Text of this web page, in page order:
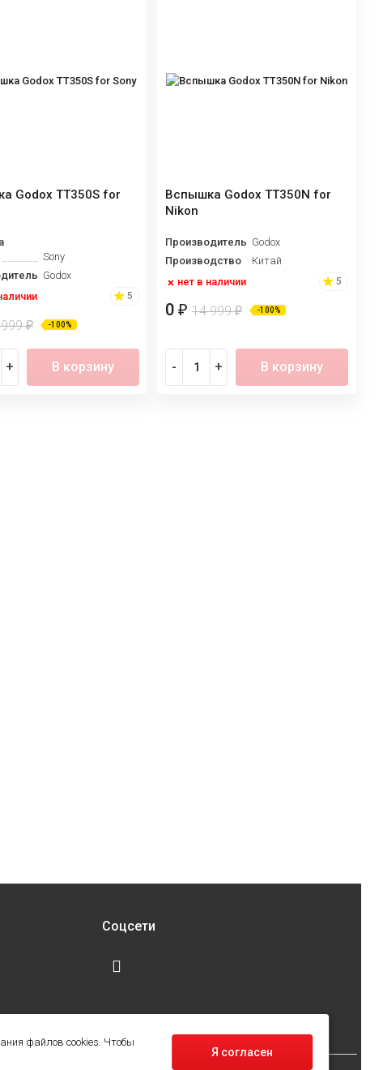
Godox TT350S for
Sony
Godox
5
₽ -100%
+ В корзину
Вспышка Godox TT350N for
Nikon
Производитель Godox
Производство
Китай
нет в наличии
5
0₽ 14 999₽ -100%
- + В корзину
Соцсети
файлов cookies. Чтобы
Я согласен